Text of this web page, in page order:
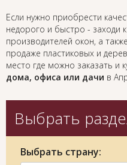
Если нужно приобрести
недорого и быстро - заходи
производителей окон, а
продаже пластиковых и
место где можно заказать и
дома, офиса или дачи в
Выбрать
Выбрать страну: